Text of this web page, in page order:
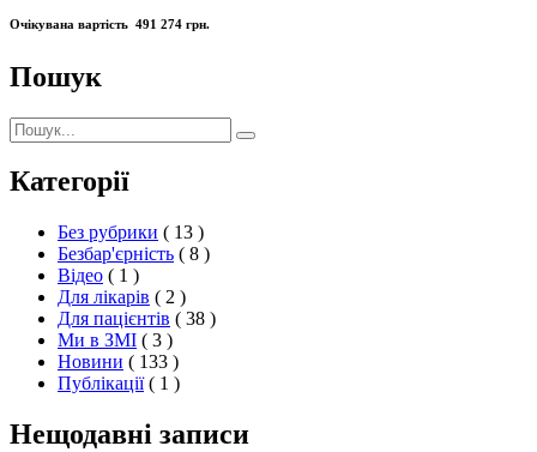
Очікувана вартість 491 274 грн.
Пошук
Пошук:
Пошук
Категорії
Без рубрики ( 13 )
Безбар'єрність ( 8 )
Відео ( 1 )
Для лікарів ( 2 )
Для пацієнтів ( 38 )
Ми в ЗМІ ( 3 )
Новини ( 133 )
Публікації ( 1 )
Нещодавні записи